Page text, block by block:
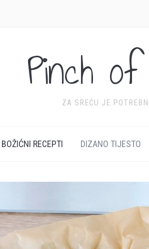
Pinch
ZA SREĆU JE
BOŽIĆNI RECEPTI DIZANO TIJESTO